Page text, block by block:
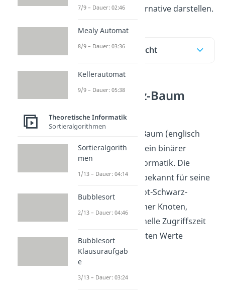
eine mögliche Alternative darstellen.
Inhaltsübersicht
Rot-Schwarz-Baum
Der Rot-Schwarz-Baum (englisch
red-black-tree) ist ein binärer
Suchbaum der Informatik. Die
Datenstruktur ist bekannt für seine
Balance und die Rot-Schwarz-
Eigenschaft all seiner Knoten,
wodurch eine schnelle Zugriffszeit
auf die gespeicherten Werte
erreicht wird.
7/9 – Dauer: 02:46
Mealy Automat
8/9 – Dauer: 03:36
Kellerautomat
9/9 – Dauer: 05:38
Theoretische Informatik
Sortieralgorithmen
Sortieralgorith
men
1/13 – Dauer: 04:14
Bubblesort
2/13 – Dauer: 04:46
Bubblesort
Klausuraufgab
e
3/13 – Dauer: 03:24